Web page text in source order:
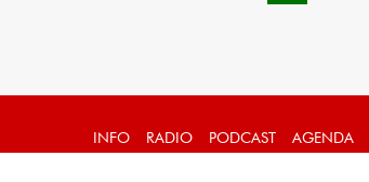
INFO RADIO PODCAST AGENDA